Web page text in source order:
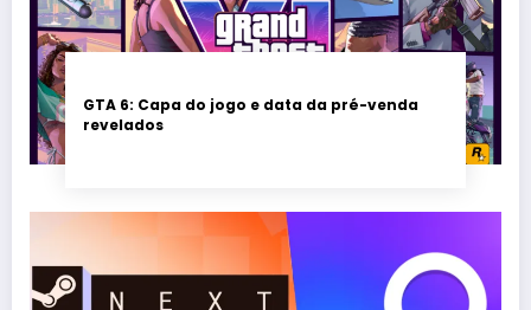
GTA 6: Capa do jogo e data da pré-venda
revelados